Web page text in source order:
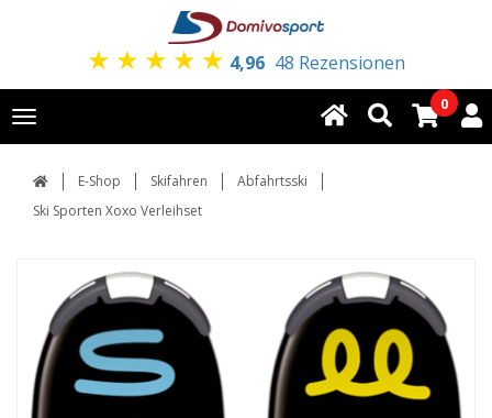
★ ★ ★ ★ ★ 4,96 48 Rezensionen
Toggle
navigation
0
E-Shop Skifahren
Abfahrtsski
Ski Sporten Xoxo Verleihset